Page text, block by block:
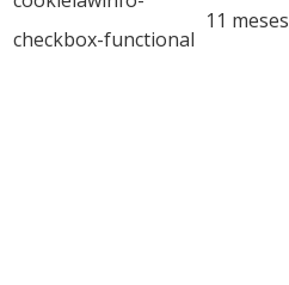
checkbox-functional
11 meses